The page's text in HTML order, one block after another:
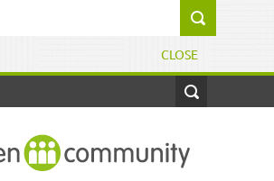
CLOSE